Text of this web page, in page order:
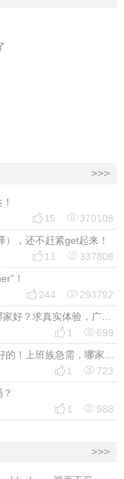
>>>
 15 370108
，还不赶紧get起来！
 11 337808
！
 244 293792
想给职场充电，郑州的成人英语培训机构哪家好？求真实体验，广告勿扰，感谢！
 1 699
2026年在线商务英语口语培训班求推荐个好的！上班族急需，哪家好？
 1 723
 1 988
>>>